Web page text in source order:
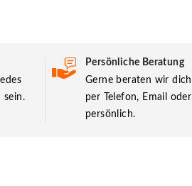
sein.
Persönliche Beratung
Gerne beraten wir dich
per Telefon, Email oder
persönlich.